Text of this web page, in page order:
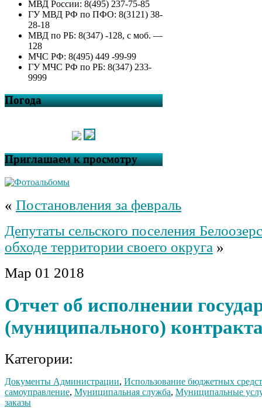
МВД России: 8(495) 237-75-85
ГУ МВД РФ по ПФО: 8(3121) 38-
28-18
МВД по РБ: 8(347) -128, с моб. —
128
МЧС РФ: 8(495) 449 -99-99
ГУ МЧС РФ по РБ: 8(347) 233-
9999
Погода
Приглашаем к просмотру
« Постановления за февраль
Депутаты сельского поселения
обходе территории своего округа »
Мар 01 2018
Отчет об исполнении
(муниципального)
Категории:
Документы Администрации, Использование бюджетных
самоуправление, Муниципальная служба, Муниципальные
заказы